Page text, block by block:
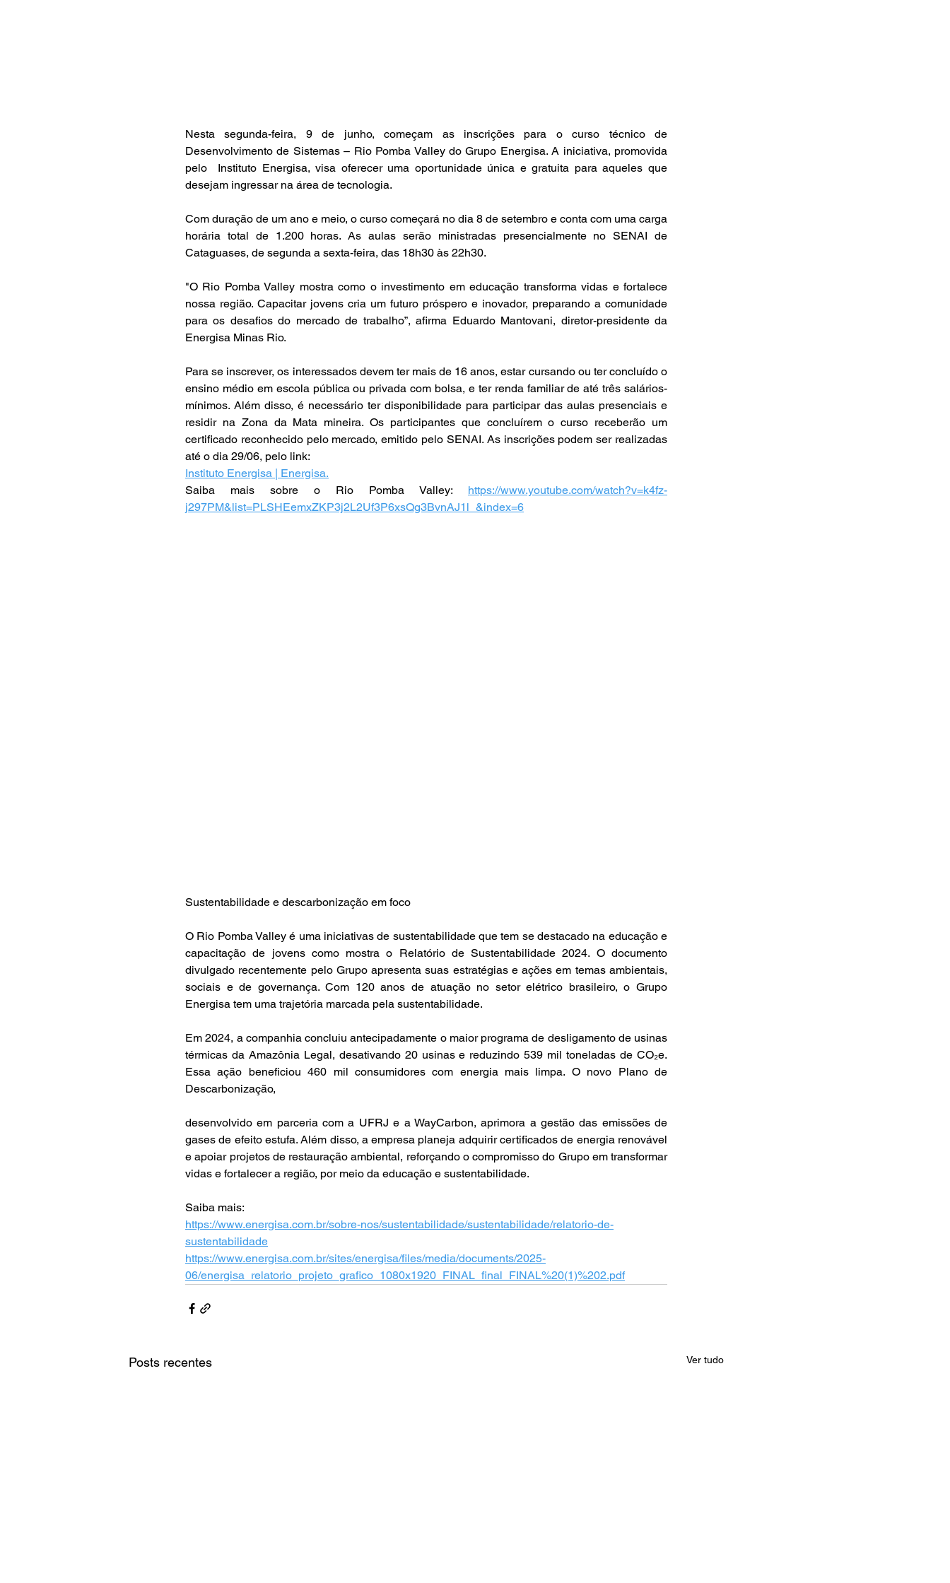
Nesta segunda-feira, 9 de junho, começam as inscrições para o curso técnico de
Desenvolvimento de Sistemas – Rio Pomba Valley do Grupo Energisa. A iniciativa, promovida
pelo  Instituto Energisa, visa oferecer uma oportunidade única e gratuita para aqueles que
desejam ingressar na área de tecnologia.
Com duração de um ano e meio, o curso começará no dia 8 de setembro e conta com uma carga
horária total de 1.200 horas. As aulas serão ministradas presencialmente no SENAI de
Cataguases, de segunda a sexta-feira, das 18h30 às 22h30.
"O Rio Pomba Valley mostra como o investimento em educação transforma vidas e fortalece
nossa região. Capacitar jovens cria um futuro próspero e inovador, preparando a comunidade
para os desafios do mercado de trabalho”, afirma Eduardo Mantovani, diretor-presidente da
Energisa Minas Rio.
Para se inscrever, os interessados devem ter mais de 16 anos, estar cursando ou ter concluído o
ensino médio em escola pública ou privada com bolsa, e ter renda familiar de até três salários-
mínimos. Além disso, é necessário ter disponibilidade para participar das aulas presenciais e
residir na Zona da Mata mineira. Os participantes que concluírem o curso receberão um
certificado reconhecido pelo mercado, emitido pelo SENAI. As inscrições podem ser realizadas
até o dia 29/06, pelo link:
Instituto Energisa | Energisa.
Saiba mais sobre o Rio Pomba Valley: https://www.youtube.com/watch?v=k4fz-
j297PM&list=PLSHEemxZKP3j2L2Uf3P6xsQg3BvnAJ1l_&index=6
Sustentabilidade e descarbonização em foco
O Rio Pomba Valley é uma iniciativas de sustentabilidade que tem se destacado na educação e
capacitação de jovens como mostra o Relatório de Sustentabilidade 2024. O documento
divulgado recentemente pelo Grupo apresenta suas estratégias e ações em temas ambientais,
sociais e de governança. Com 120 anos de atuação no setor elétrico brasileiro, o Grupo
Energisa tem uma trajetória marcada pela sustentabilidade.
Em 2024, a companhia concluiu antecipadamente o maior programa de desligamento de usinas
térmicas da Amazônia Legal, desativando 20 usinas e reduzindo 539 mil toneladas de CO₂e.
Essa ação beneficiou 460 mil consumidores com energia mais limpa. O novo Plano de
Descarbonização,
desenvolvido em parceria com a UFRJ e a WayCarbon, aprimora a gestão das emissões de
gases de efeito estufa. Além disso, a empresa planeja adquirir certificados de energia renovável
e apoiar projetos de restauração ambiental, reforçando o compromisso do Grupo em transformar
vidas e fortalecer a região, por meio da educação e sustentabilidade.
Saiba mais:
https://www.energisa.com.br/sobre-nos/sustentabilidade/sustentabilidade/relatorio-de-
sustentabilidade
https://www.energisa.com.br/sites/energisa/files/media/documents/2025-
06/energisa_relatorio_projeto_grafico_1080x1920_FINAL_final_FINAL%20(1)%202.pdf
Posts recentes Ver tudo